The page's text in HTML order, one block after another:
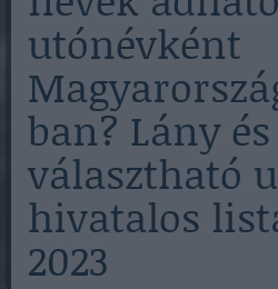
utónévként
ban? Lány
választható
hivatalos
2023